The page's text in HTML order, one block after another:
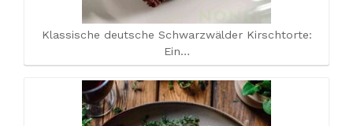
Klassische deutsche Schwarzwälder Kirschtorte:
Ein…